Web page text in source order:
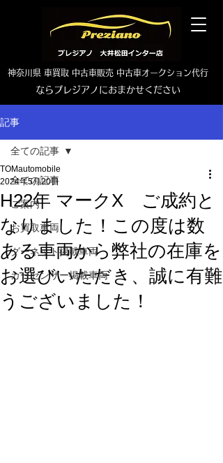
神奈川県 車買取 中古車販売 中古車オークション代行
ならプレジアノにおまかせください
TEL0465-46-6667
記事
全ての記事
ご案内
お買取車両
グーネット掲載車両
カーセンサー掲載車両
全ての記事
H22年 マークX ご成約と
なりました！この度は数
ある車両から弊社の在庫を
お選びいただき、誠に有難
うございました！
TOMautomobile
2024年5月20日